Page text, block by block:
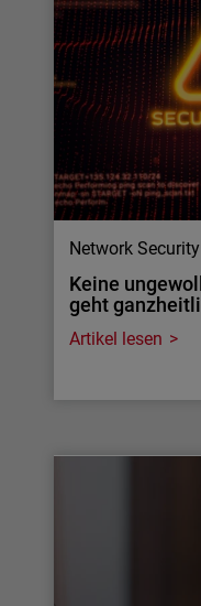
Network Security
Keine
geht
Artikel lesen